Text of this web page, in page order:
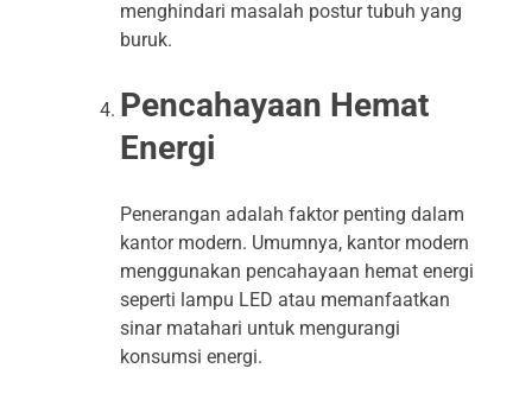
menghindari masalah postur tubuh yang
buruk.
Pencahayaan Hemat
Energi
Penerangan adalah faktor penting dalam
kantor modern. Umumnya, kantor modern
menggunakan pencahayaan hemat energi
seperti lampu LED atau memanfaatkan
sinar matahari untuk mengurangi
konsumsi energi.